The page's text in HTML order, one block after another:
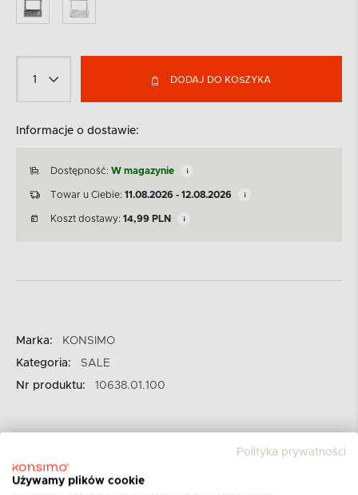
DODAJ DO KOSZYKA
Informacje o dostawie:
Dostępność: W magazynie
Towar u Ciebie: 11.08.2026 - 12.08.2026
Koszt dostawy: 14,99 PLN
Marka:
KONSIMO
Kategoria:
SALE
Nr produktu:
10638.01.100
Polityka prywatności
Używamy plików cookie